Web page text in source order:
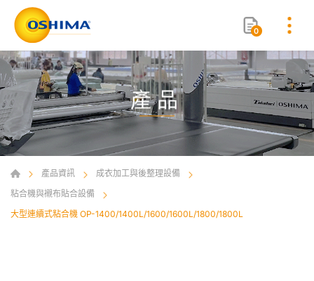
0
產品
產品資訊
成衣加工與後整理設備
粘合機與襯布貼合設備
大型連續式粘合機 OP-1400/1400L/1600/1600L/1800/1800L